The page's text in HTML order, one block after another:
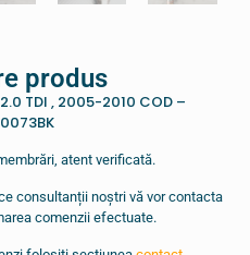
produs
TDI , 2005-2010 COD –
atent verificată.
consultanții noștri vă vor contacta
comenzii efectuate.